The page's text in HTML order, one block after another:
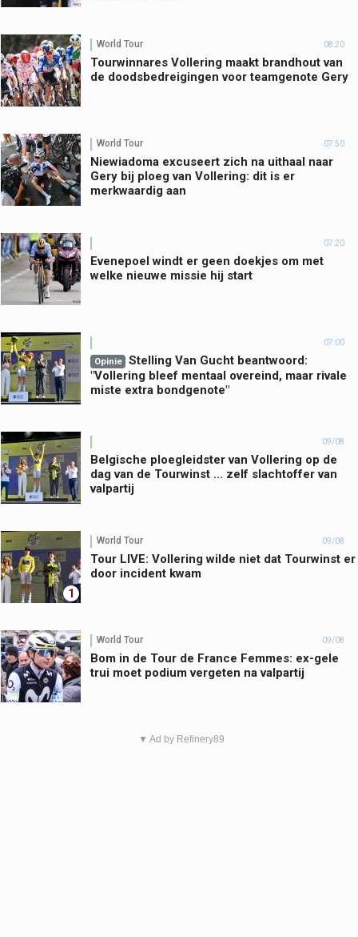
World Tour 08:20
Tourwinnares Vollering maakt brandhout van
de doodsbedreigingen voor teamgenote Gery
World Tour 07:50
Niewiadoma excuseert zich na uithaal naar
Gery bij ploeg van Vollering: dit is er
merkwaardig aan
07:20
Evenepoel windt er geen doekjes om met
welke nieuwe missie hij start
07:00
Opinie
Stelling Van Gucht beantwoord:
"Vollering bleef mentaal overeind, maar rivale
miste extra bondgenote"
09/08
Belgische ploegleidster van Vollering op de
dag van de Tourwinst ... zelf slachtoffer van
valpartij
1
World Tour 09/08
Tour LIVE: Vollering wilde niet dat Tourwinst er
door incident kwam
World Tour 09/08
Bom in de Tour de France Femmes: ex-gele
trui moet podium vergeten na valpartij
▼ Ad by Refinery89